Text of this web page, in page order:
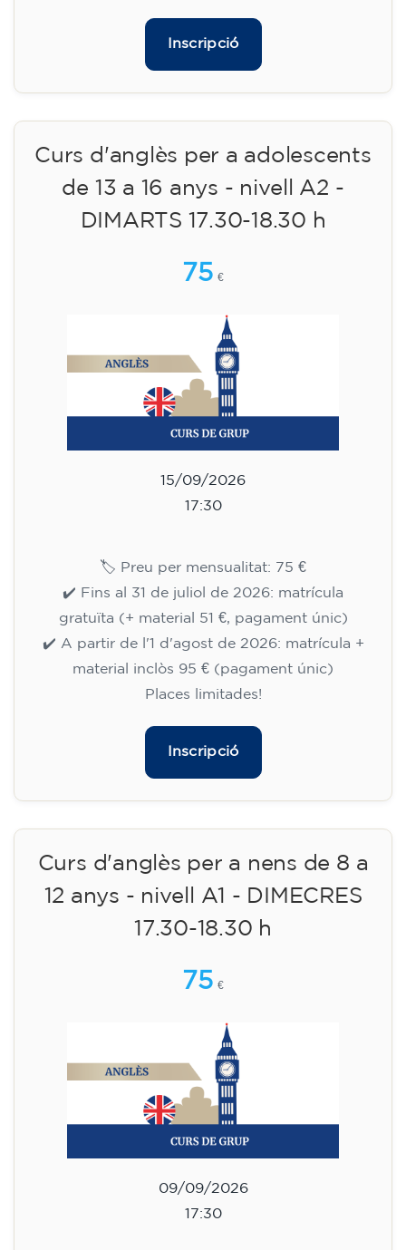
09/09/2026
17:30
✔️ Fins al 31 de juliol de 2026: matrícula
✔️ A partir de l'1 d'agost de 2026: matrícula +
material inclòs 95 € (pagament únic)
Places limitades!
Inscripció
12 anys - nivell A1 - DIMECRES
18.30-19.30 h
75 €
09/09/2026
18:30
✔️ Fins al 31 de juliol de 2026: matrícula
✔️ A partir de l'1 d'agost de 2026: matrícula +
material inclòs 95 € (pagament únic)
Places limitades!
Inscripció